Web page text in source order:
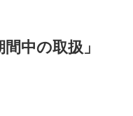
間中の取扱」